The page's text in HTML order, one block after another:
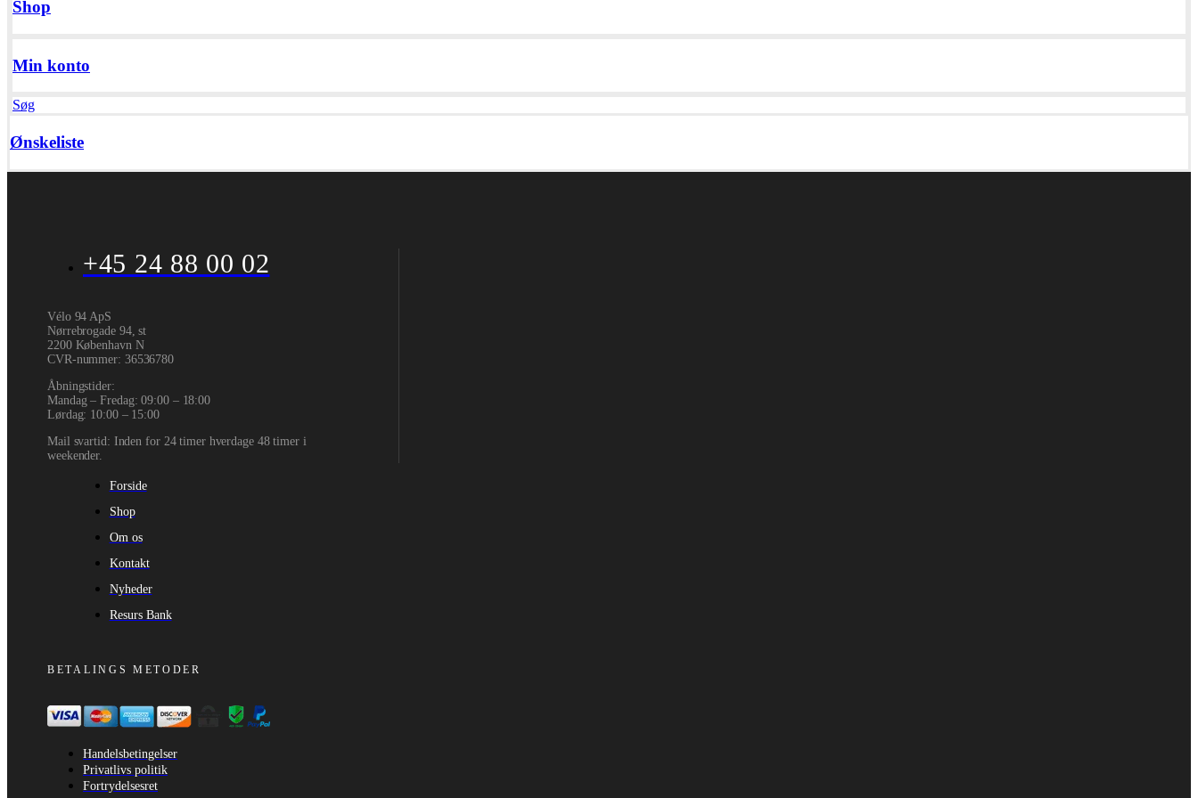
Shop
Min konto
Søg
Ønskeliste
+45 24 88 00 02
Vélo 94 ApS
Nørrebrogade 94, st
2200 København N
CVR-nummer: 36536780
Åbningstider:
Mandag – Fredag: 09:00 – 18:00
Lørdag: 10:00 – 15:00
Mail svartid: Inden for 24 timer hverdage 48 timer i
weekender.
Forside
Shop
Om os
Kontakt
Nyheder
Resurs Bank
BETALINGS METODER
Handelsbetingelser
Privatlivs politik
Fortrydelsesret